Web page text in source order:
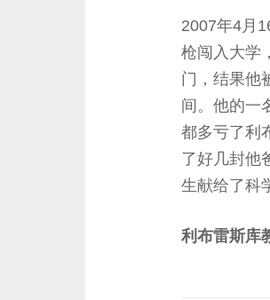
2007年4月
枪闯入大学
门，结果他
间。他的一
都多亏了利
了好几封他
生献给了科
利布雷斯库